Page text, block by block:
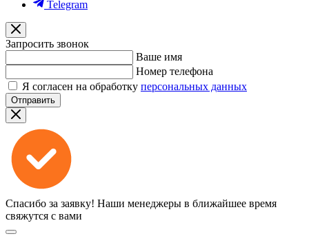
Telegram
Запросить звонок
Ваше имя
Номер телефона
Я согласен на обработку персональных данных
Отправить
Спасибо за заявку! Наши менеджеры в ближайшее время
свяжутся с вами